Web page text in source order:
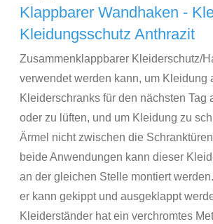
Klappbarer Wandhaken -
Kleidungsschutz Anthrazit
Zusammenklappbarer Kleiderschutz/
verwendet werden kann, um Kleidung
Kleiderschranks für den nächsten Tag
oder zu lüften, und um Kleidung zu
Ärmel nicht zwischen die
beide Anwendungen kann dieser
an der gleichen Stelle montiert
er kann gekippt und ausgeklappt
Kleiderständer hat ein verchromtes